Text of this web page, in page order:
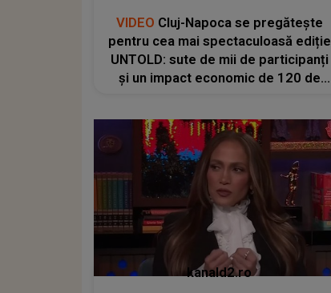
VIDEO Cluj-Napoca se pregătește
pentru cea mai spectaculoasă ediție
UNTOLD: sute de mii de participanți
și un impact economic de 120 de
kanald2.ro